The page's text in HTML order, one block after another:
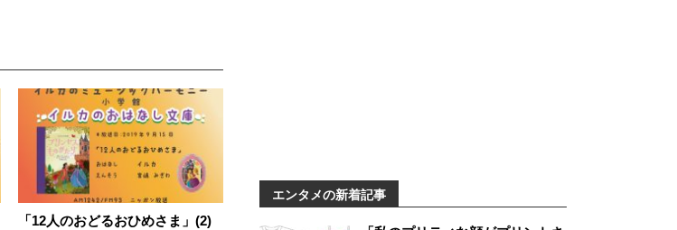
「12人のおどるおひめさま」(2)
エンタメの新着記事